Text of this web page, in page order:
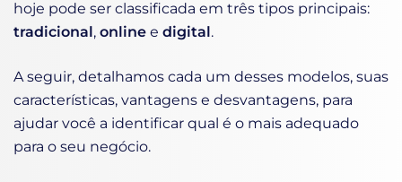
hoje pode ser classificada em três tipos principais:
tradicional, online e digital.
A seguir, detalhamos cada um desses modelos, suas
características, vantagens e desvantagens, para
ajudar você a identificar qual é o mais adequado
para o seu negócio.